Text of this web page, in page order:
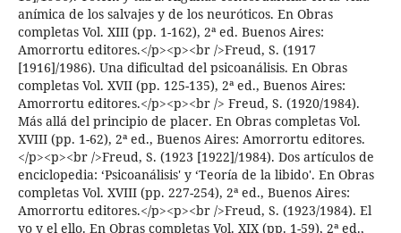
anímica de los salvajes y de los neuróticos. En Obras
completas Vol. XIII (pp. 1-162), 2ª ed. Buenos Aires:
Amorrortu editores.</p><p><br />Freud, S. (1917
[1916]/1986). Una dificultad del psicoanálisis. En Obras
completas Vol. XVII (pp. 125-135), 2ª ed., Buenos Aires:
Amorrortu editores.</p><p><br /> Freud, S. (1920/1984).
Más allá del principio de placer. En Obras completas Vol.
XVIII (pp. 1-62), 2ª ed., Buenos Aires: Amorrortu editores.
</p><p><br />Freud, S. (1923 [1922]/1984). Dos artículos de
enciclopedia: ‘Psicoanálisis' y ‘Teoría de la libido'. En Obras
completas Vol. XVIII (pp. 227-254), 2ª ed., Buenos Aires:
Amorrortu editores.</p><p><br />Freud, S. (1923/1984). El
yo y el ello. En Obras completas Vol. XIX (pp. 1-59), 2ª ed.,